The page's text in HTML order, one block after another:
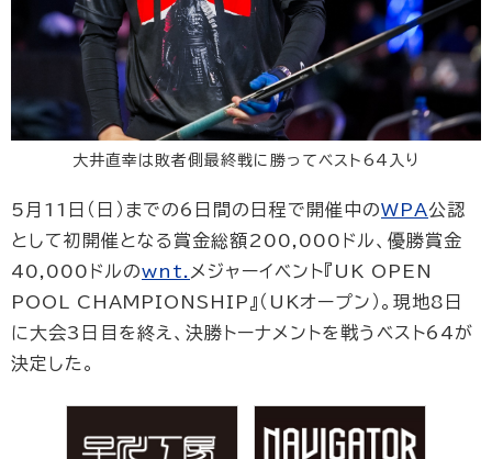
大井直幸は敗者側最終戦に勝ってベスト64入り
5月11日（日）までの6日間の日程で開催中のWPA公認
として初開催となる賞金総額200,000ドル、優勝賞金
40,000ドルのwnt. メジャーイベント『UK OPEN
POOL CHAMPIONSHIP』（UKオープン）。現地8日
に大会3日目を終え、決勝トーナメントを戦うベスト64が
決定した。